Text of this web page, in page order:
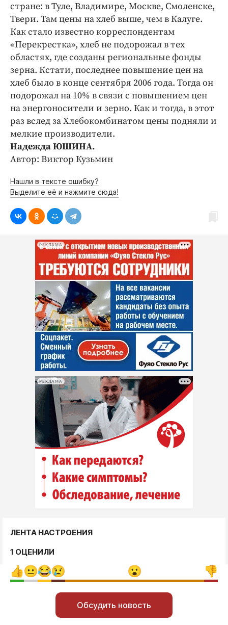
стране: в Туле, Владимире, Москве, Смоленске,
Твери. Там цены на хлеб выше, чем в Калуге.
Как стало известно корреспондентам
«Перекрестка», хлеб не подорожал в тех
областях, где созданы региональные фонды
зерна. Кстати, последнее повышение цен на
хлеб было в конце сентября 2006 года. Тогда он
подорожал на 10% в связи с повышением цен
на энергоносители и зерно. Как и тогда, в этот
раз вслед за Хлебокомбинатом цены подняли и
мелкие производители.
Надежда ЮШИНА.
Автор: Виктор Кузьмин
Нашли в тексте ошибку?
Выделите её и нажмите сюда!
РЕКЛАМА
РЕКЛАМА
ЛЕНТА НАСТРОЕНИЯ
1 ОЦЕНИЛИ
Обсудить новость